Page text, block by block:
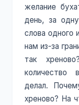
желание
день, за
слова одного
нам из-за
так
количество
делал.
хреново? На